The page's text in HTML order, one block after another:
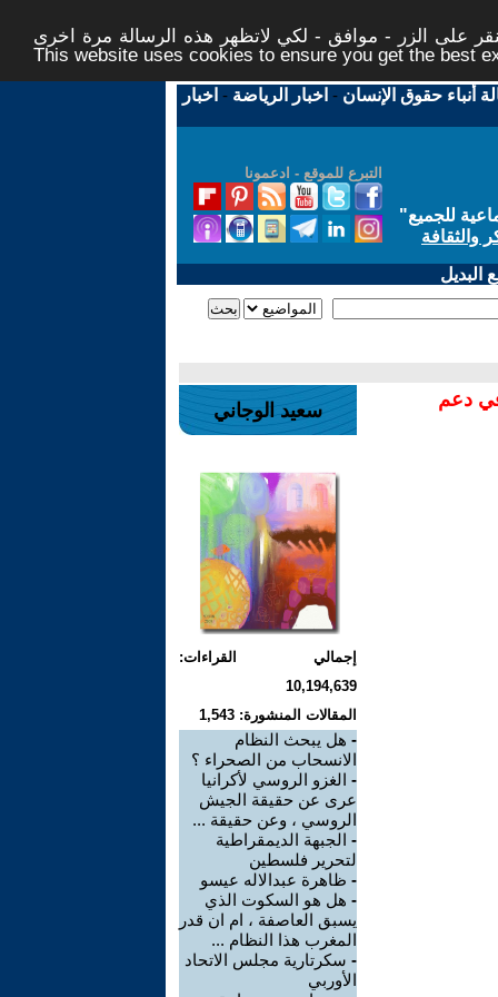
على الزر - موافق - لكي لاتظهر هذه الرسالة مرة اخرى -
This website uses cookies to ensure you get the best
أنباء حقوق الإنسان - اخبار الرياضة - اخبار
التبرع للموقع - ادعمونا
للجميع"
والثقافة
البديل
في دعم سعيد الوجاني
إجمالي القراءات:
10,194,639
المقالات المنشورة: 1,543
- هل يبحث النظام
الانسحاب من الصحراء ؟
- الغزو الروسي لأكرانيا
عرى عن حقيقة الجيش
الروسي ، وعن حقيقة ...
- الجبهة الديمقراطية
لتحرير فلسطين
- ظاهرة عبدالاله عيسو
- هل هو السكوت الذي
يسبق العاصفة ، ام ان قدر
المغرب هذا النظام ...
- سكرتارية مجلس الاتحاد
الأوربي